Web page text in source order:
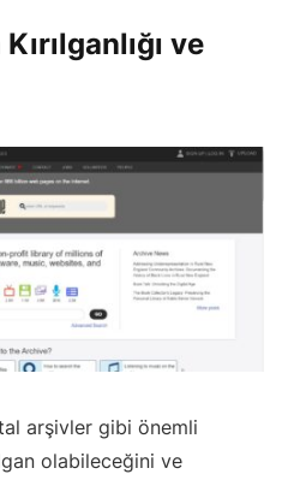
ve
arşivler gibi önemli
olabileceğini ve